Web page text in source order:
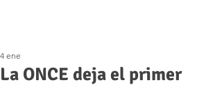
La ONCE deja el primer
4 ene